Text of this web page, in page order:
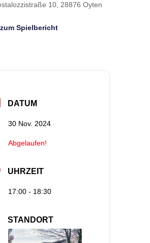
10, 28876 Oyten
Spielbericht
DATUM
30 Nov. 2024
Abgelaufen!
UHRZEIT
17:00 - 18:30
STANDORT